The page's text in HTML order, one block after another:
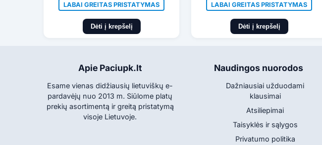
LABAI GREITAS PRISTATYMAS
Dėti į krepšelį
LABAI GREITAS PRISTATYMAS
Dėti į krepšelį
Apie Paciupk.lt
Esame vienas didžiausių lietuviškų e-
pardavėjų nuo 2013 m. Siūlome platų
prekių asortimentą ir greitą pristatymą
visoje Lietuvoje.
Naudingos nuorodos
Dažniausiai užduodami
klausimai
Atsiliepimai
Taisyklės ir sąlygos
Privatumo politika